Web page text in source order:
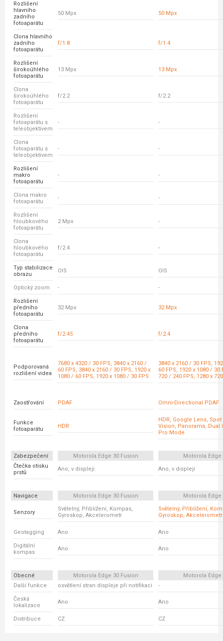
Rozlišení
hlavního
zadního
fotoaparátu
50 Mpx 50 Mpx
Clona hlavního
zadního
fotoaparátu
f/1.8 f/1.4
Rozlišení
širokoúhlého
fotoaparátu
13 Mpx 13 Mpx
Clona
širokoúhlého
fotoaparátu
f/2.2 f/2.2
Rozlišení
fotoaparátu s
teleobjektivem
- -
Clona
fotoaparátu s
teleobjektivem
- -
Rozlišení
makro
fotoaparátu
- -
Clona makro
fotoaparátu
- -
Rozlišení
hloubkového
fotoaparátu
2 Mpx -
Clona
hloubkového
fotoaparátu
f/2.4 -
Typ stabilizace
obrazu
OIS OIS
Optický zoom - -
Rozlišení
předního
fotoaparátu
32 Mpx 32 Mpx
Clona
předního
fotoaparátu
f/2.45 f/2.4
Podporovaná
rozlišení videa
7680 x 4320 / 30 FPS, 3840 x 2160 /
60 FPS, 3840 x 2160 / 30 FPS, 1920 x
1080 / 60 FPS, 1920 x 1080 / 30 FPS
3840 x 2160 / 30 FPS,
60 FPS, 1920 x 1080 / 30
720 / 240 FPS, 1280 x
Zaostřování PDAF Omni-Directional PDAF
Funkce
fotoaparátu
HDR
HDR, Google Lens,
Vision, Panorama, Dual
Pro Mode
Zabezpečení Motorola Edge 30 Fusion
Motorola Edge
Čtečka otisku
prstů
Ano, v displeji Ano, v displeji
Navigace Motorola Edge 30 Fusion Motorola Edge
Senzory
Světelný, Přiblížení, Kompas,
Gyroskop, Akcelerometr
Světelný, Přiblížení,
Gyroskop, Akcelerometr
Geotagging Ano Ano
Digitální
kompas
Ano Ano
Obecné Motorola Edge 30 Fusion
Motorola Edge
Další funkce
osvětlení stran displeje při notifikaci -
Česká
lokalizace
Ano Ano
Distribuce CZ CZ